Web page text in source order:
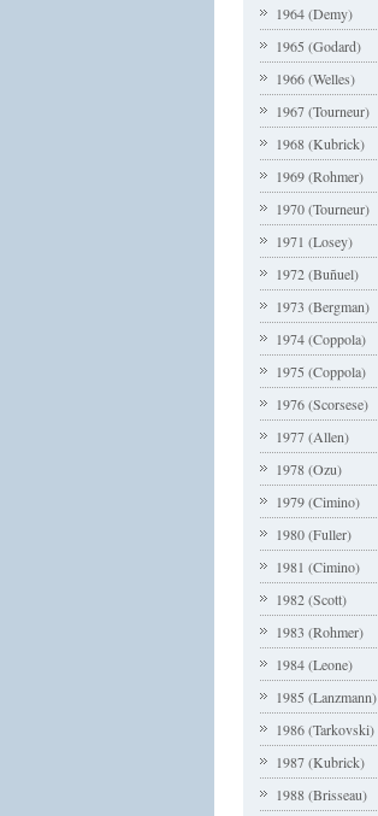
1964 (Demy)
1965 (Godard)
1966 (Welles)
1967 (Tourneur)
1968 (Kubrick)
1969 (Rohmer)
1970 (Tourneur)
1971 (Losey)
1972 (Buñuel)
1973 (Bergman)
1974 (Coppola)
1975 (Coppola)
1976 (Scorsese)
1977 (Allen)
1978 (Ozu)
1979 (Cimino)
1980 (Fuller)
1981 (Cimino)
1982 (Scott)
1983 (Rohmer)
1984 (Leone)
1985 (Lanzmann)
1986 (Tarkovski)
1987 (Kubrick)
1988 (Brisseau)